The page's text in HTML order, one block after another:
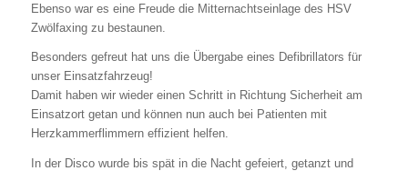
Ebenso war es eine Freude die Mitternachtseinlage des HSV
Zwölfaxing zu bestaunen.
Besonders gefreut hat uns die Übergabe eines Defibrillators für
unser Einsatzfahrzeug!
Damit haben wir wieder einen Schritt in Richtung Sicherheit am
Einsatzort getan und können nun auch bei Patienten mit
Herzkammerflimmern effizient helfen.
In der Disco wurde bis spät in die Nacht gefeiert, getanzt und